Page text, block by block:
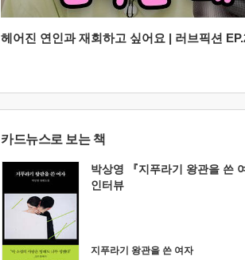
헤어진 연인과 재회하고 싶어요 | 러브픽션
카드뉴스로 보는 책
박상영 『지푸라기 왕관을 쓴
인터뷰
지푸라기 왕관을 쓴 여자